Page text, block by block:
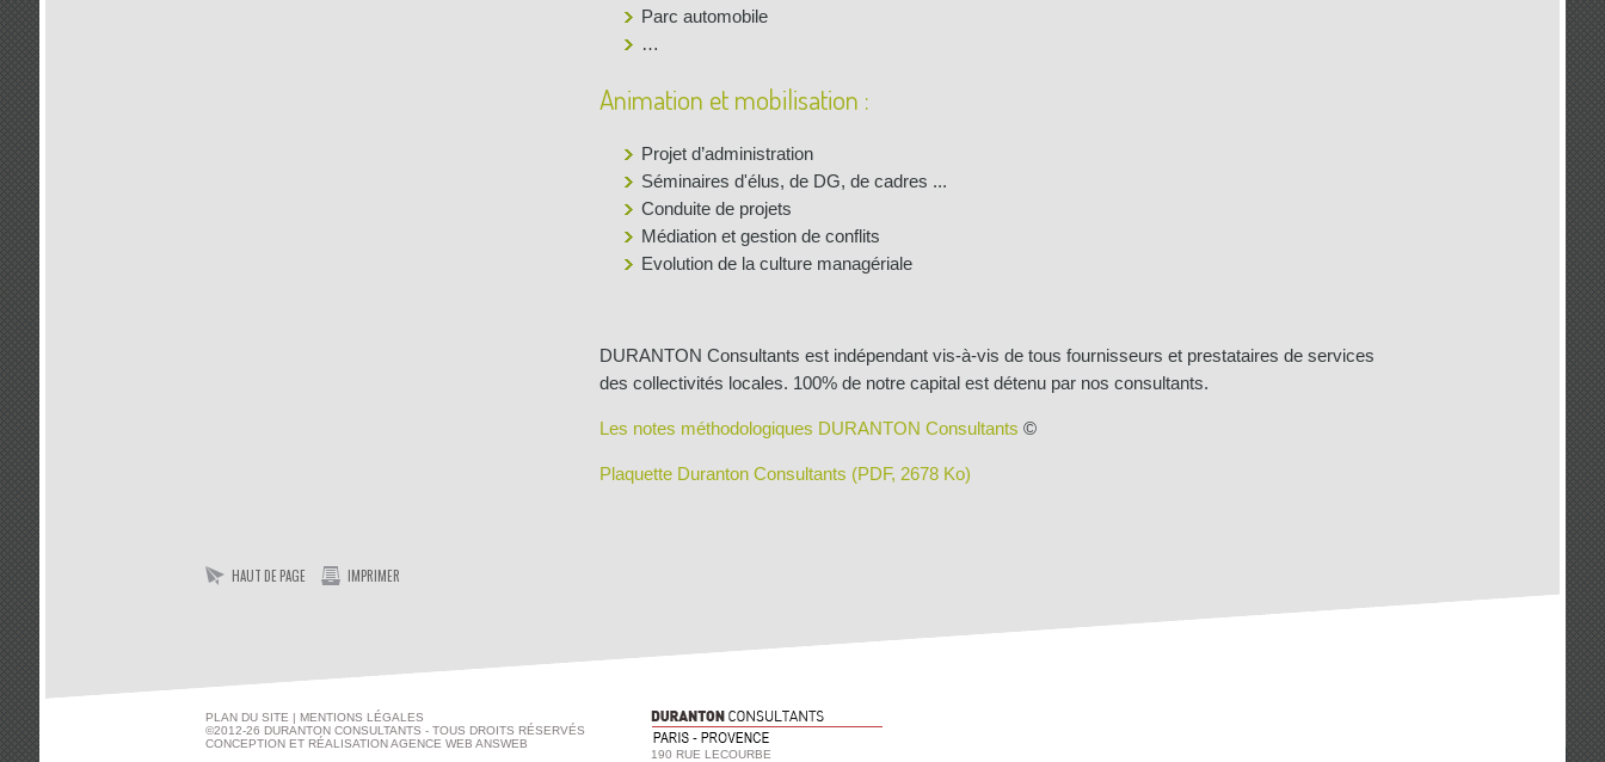
Parc automobile
…
Animation et mobilisation :
Projet d’administration
Séminaires d'élus, de DG, de cadres ...
Conduite de projets
Médiation et gestion de conflits
Evolution de la culture managériale
DURANTON Consultants est indépendant vis-à-vis de tous fournisseurs et prestataires de services
des collectivités locales. 100% de notre capital est détenu par nos consultants.
Les notes méthodologiques DURANTON Consultants ©
Plaquette Duranton Consultants (PDF, 2678 Ko)
HAUT DE PAGE IMPRIMER
PLAN DU SITE | MENTIONS LÉGALES
©2012-26 DURANTON CONSULTANTS - TOUS DROITS RÉSERVÉS
CONCEPTION ET RÉALISATIONAGENCE WEB ANSWEB
190 RUE LECOURBE